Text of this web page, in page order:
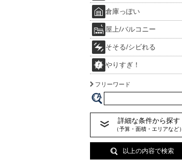
倉庫っぽい
屋上/バルコニー
そそる/シビれる
やりすぎ！
フリーワード
詳細な条件から探す
（予算・面積・エリアなど）
以上の内容で検索